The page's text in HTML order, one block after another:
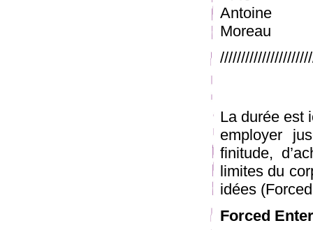
La durée est
employer
finitude,
limites du
idées
Forced